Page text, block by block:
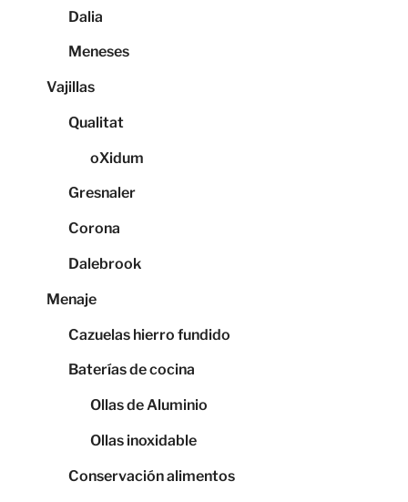
Dalia
Meneses
Vajillas
Qualitat
oXidum
Gresnaler
Corona
Dalebrook
Menaje
Cazuelas hierro fundido
Baterías de cocina
Ollas de Aluminio
Ollas inoxidable
Conservación alimentos